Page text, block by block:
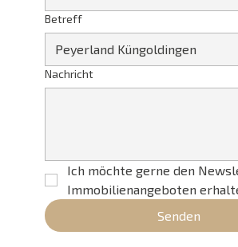
Betreff
Nachricht
Ich möchte gerne den
Immobilienangeboten
Senden